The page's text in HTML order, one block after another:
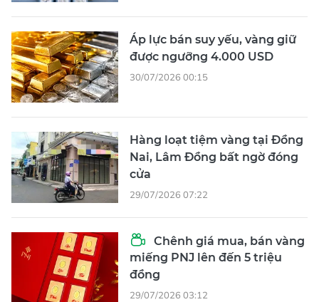
Áp lực bán suy yếu, vàng giữ
được ngưỡng 4.000 USD
30/07/2026 00:15
Hàng loạt tiệm vàng tại Đồng
Nai, Lâm Đồng bất ngờ đóng
cửa
29/07/2026 07:22
Chênh giá mua, bán vàng
miếng PNJ lên đến 5 triệu
đồng
29/07/2026 03:12